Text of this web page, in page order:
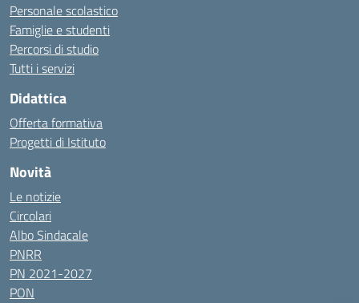
Personale scolastico
Famiglie e studenti
Percorsi di studio
Tutti i servizi
Didattica
Offerta formativa
Progetti di Istituto
Novità
Le notizie
Circolari
Albo Sindacale
PNRR
PN 2021-2027
PON